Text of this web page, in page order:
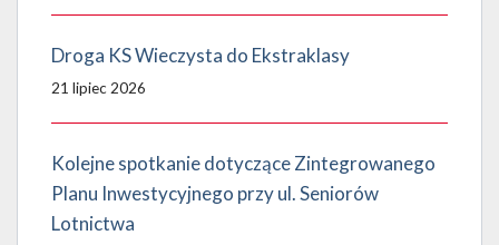
Droga KS Wieczysta do Ekstraklasy
21 lipiec 2026
Kolejne spotkanie dotyczące Zintegrowanego
Planu Inwestycyjnego przy ul. Seniorów
Lotnictwa